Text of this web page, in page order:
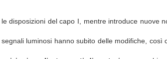
disposizioni del capo I, mentre introduce nuove
luminosi hanno subito delle modifiche, così